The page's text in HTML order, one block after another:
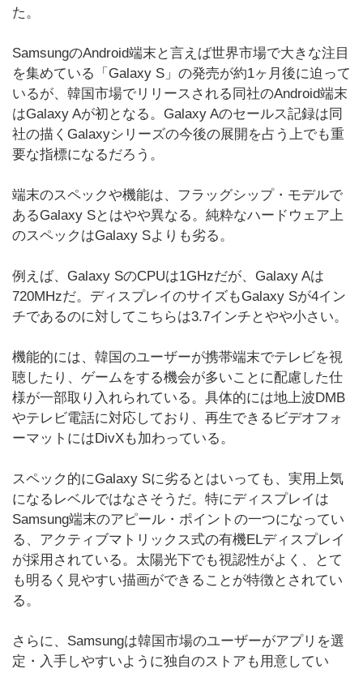
た。
SamsungのAndroid端末と言えば世界市場で大きな注目
を集めている「Galaxy S」の発売が約1ヶ月後に迫って
いるが、韓国市場でリリースされる同社のAndroid端末
はGalaxy Aが初となる。Galaxy Aのセールス記録は同
社の描くGalaxyシリーズの今後の展開を占う上でも重
要な指標になるだろう。
端末のスペックや機能は、フラッグシップ・モデルで
あるGalaxy Sとはやや異なる。純粋なハードウェア上
のスペックはGalaxy Sよりも劣る。
例えば、Galaxy SのCPUは1GHzだが、Galaxy Aは
720MHzだ。ディスプレイのサイズもGalaxy Sが4イン
チであるのに対してこちらは3.7インチとやや小さい。
機能的には、韓国のユーザーが携帯端末でテレビを視
聴したり、ゲームをする機会が多いことに配慮した仕
様が一部取り入れられている。具体的には地上波DMB
やテレビ電話に対応しており、再生できるビデオフォ
ーマットにはDivXも加わっている。
スペック的にGalaxy Sに劣るとはいっても、実用上気
になるレベルではなさそうだ。特にディスプレイは
Samsung端末のアピール・ポイントの一つになってい
る、アクティブマトリックス式の有機ELディスプレイ
が採用されている。太陽光下でも視認性がよく、とて
も明るく見やすい描画ができることが特徴とされてい
る。
さらに、Samsungは韓国市場のユーザーがアプリを選
定・入手しやすいように独自のストアも用意してい